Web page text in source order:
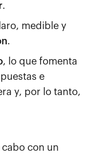
.
medible y
.
, lo que fomenta
e
y, por lo tanto,
con un